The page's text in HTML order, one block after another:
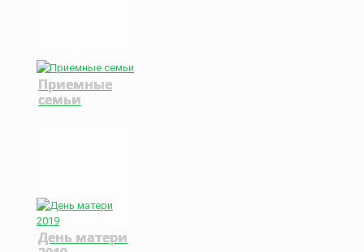
Приемные
семьи
День матери